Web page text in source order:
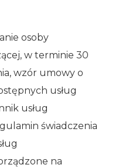
osoby
w terminie 30
wzór umowy o
usług
usług
świadczenia
na